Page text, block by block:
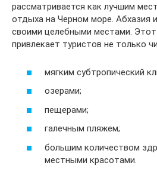
рассматривается как лучшим
отдыха на Черном море. Абхазия
своими целебными местами. Этот
привлекает туристов не только
мягким субтропический
озерами;
пещерами;
галечным пляжем;
большим количеством
местными красотами.